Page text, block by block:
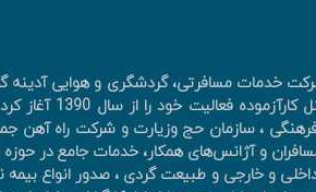
خدمات مسافرتی، گردشگری و هوایی آدینه
صنعت
، سازمان حج وزیارت و شرکت راه آهن
و آژانس‌های همکار، خدمات جامع در حوزه
داخلی و خارجی و طبیعت گردی ، صدور انواع